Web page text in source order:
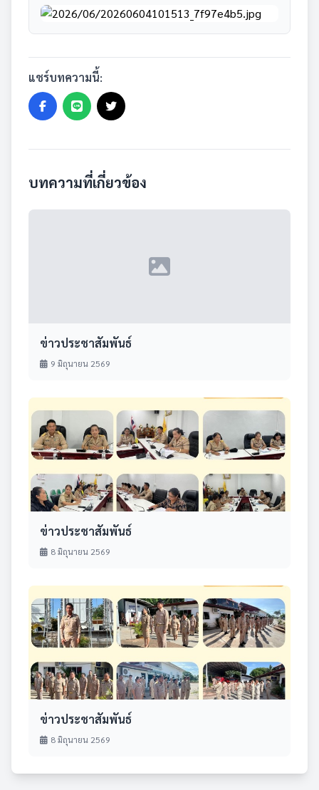
แชร์บทความนี้:
บทความที่เกี่ยวข้อง
ข่าวประชาสัมพันธ์
9 มิถุนายน 2569
ข่าวประชาสัมพันธ์
8 มิถุนายน 2569
ข่าวประชาสัมพันธ์
8 มิถุนายน 2569